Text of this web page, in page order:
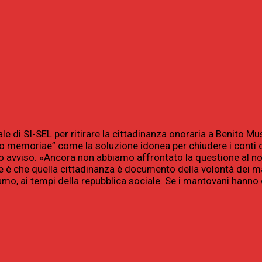
di SI-SEL per ritirare la cittadinanza onoraria a Benito
come la soluzione idonea per chiudere i conti
avviso. «Ancora non abbiamo affrontato la questione al
che quella cittadinanza è documento della volontà dei
ai tempi della repubblica sociale. Se i mantovani